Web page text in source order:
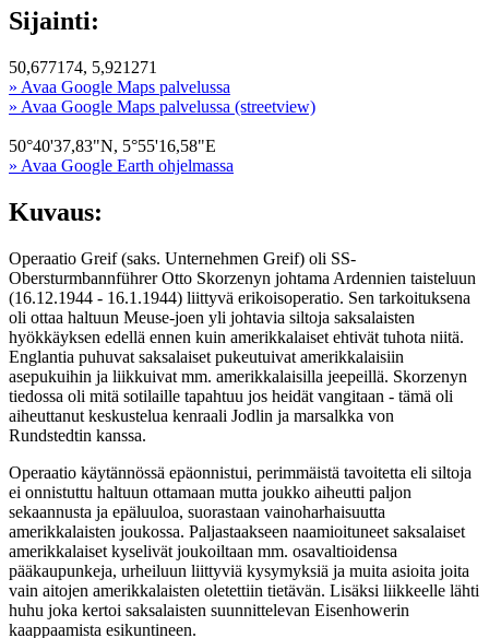
Sijainti:
50,677174, 5,921271
» Avaa Google Maps palvelussa
» Avaa Google Maps palvelussa (streetview)
50°40'37,83"N, 5°55'16,58"E
» Avaa Google Earth ohjelmassa
Kuvaus:
Operaatio Greif (saks. Unternehmen Greif) oli SS-
Obersturmbannführer Otto Skorzenyn johtama Ardennien taisteluun
(16.12.1944 - 16.1.1944) liittyvä erikoisoperatio. Sen tarkoituksena
oli ottaa haltuun Meuse-joen yli johtavia siltoja saksalaisten
hyökkäyksen edellä ennen kuin amerikkalaiset ehtivät tuhota niitä.
Englantia puhuvat saksalaiset pukeutuivat amerikkalaisiin
asepukuihin ja liikkuivat mm. amerikkalaisilla jeepeillä. Skorzenyn
tiedossa oli mitä sotilaille tapahtuu jos heidät vangitaan - tämä oli
aiheuttanut keskustelua kenraali Jodlin ja marsalkka von
Rundstedtin kanssa.
Operaatio käytännössä epäonnistui, perimmäistä tavoitetta eli siltoja
ei onnistuttu haltuun ottamaan mutta joukko aiheutti paljon
sekaannusta ja epäluuloa, suorastaan vainoharhaisuutta
amerikkalaisten joukossa. Paljastaakseen naamioituneet saksalaiset
amerikkalaiset kyselivät joukoiltaan mm. osavaltioidensa
pääkaupunkeja, urheiluun liittyviä kysymyksiä ja muita asioita joita
vain aitojen amerikkalaisten oletettiin tietävän. Lisäksi liikkeelle lähti
huhu joka kertoi saksalaisten suunnittelevan Eisenhowerin
kaappaamista esikuntineen.